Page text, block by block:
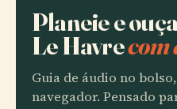
Planeie e
Le Havrecom
Guia de áudio no
navegador. Pensado